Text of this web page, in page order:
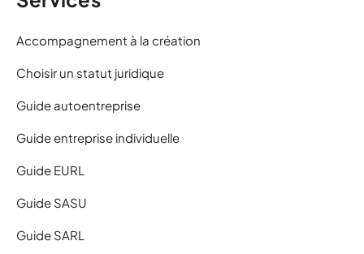
Accompagnement à la création
Choisir un statut juridique
Guide autoentreprise
Guide entreprise individuelle
Guide EURL
Guide SASU
Guide SARL